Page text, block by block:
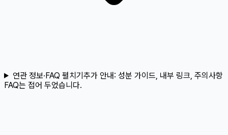
연관 정보·FAQ 펼치기추가 안내: 성분 가이드, 내부 링크, 주의사항
FAQ는 접어 두었습니다.